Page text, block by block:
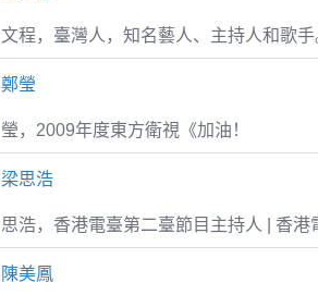
文程，臺灣人，知名藝人、主持人和歌手
鄭瑩
瑩，2009年度東方衛視《加油！
梁思浩
思浩，香港電臺第二臺節目主持人 | 香港
陳美鳳